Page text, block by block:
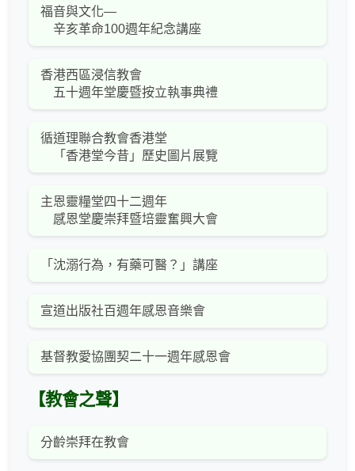
福音與文化—
辛亥革命100週年紀念講座
香港西區浸信教會
五十週年堂慶暨按立執事典禮
循道理聯合教會香港堂
「香港堂今昔」歷史圖片展覽
主恩靈糧堂四十二週年
感恩堂慶崇拜暨培靈奮興大會
「沈溺行為，有藥可醫？」講座
宣道出版社百週年感恩音樂會
基督教愛協團契二十一週年感恩會
【教會之聲】
分齡崇拜在教會